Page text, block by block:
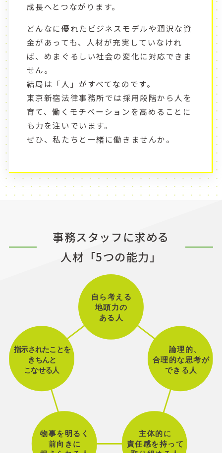
成長へとつながります。
どんなに優れたビジネスモデルや潤沢な資
金があっても、人材が充実していなけれ
ば、めまぐるしい社会の変化に対応できま
せん。
結局は「人」がすべてなのです。
東京新宿法律事務所では採用段階から人を
育て、働くモチベーションを高めることに
も力を注いでいます。
ぜひ、私たちと一緒に働きませんか。
事務スタッフに求める
人材「5つの能力」